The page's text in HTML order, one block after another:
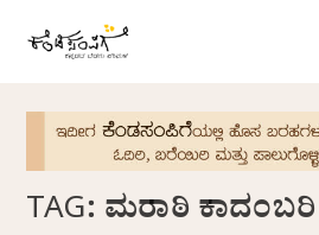
TAG: ಮರಾಠಿ ಕಾದಂಬರಿ